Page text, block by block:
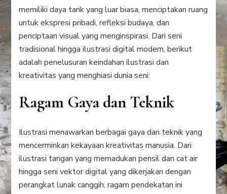
memiliki daya tarik yang luar biasa, menciptakan ruang
untuk ekspresi pribadi, refleksi budaya, dan
penciptaan visual yang menginspirasi. Dari seni
tradisional hingga ilustrasi digital modern, berikut
adalah penelusuran keindahan ilustrasi dan
kreativitas yang menghiasi dunia seni:
Ragam Gaya dan Teknik
Ilustrasi menawarkan berbagai gaya dan teknik yang
mencerminkan kekayaan kreativitas manusia. Dari
ilustrasi tangan yang memadukan pensil dan cat air
hingga seni vektor digital yang dikerjakan dengan
perangkat lunak canggih, ragam pendekatan ini